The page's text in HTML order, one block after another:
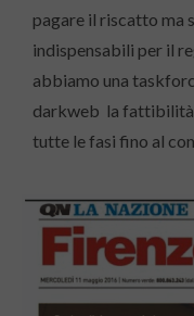
pagare il riscatto ma
indispensabili per il
abbiamo una
darkweb la fattibilità
tutte le fasi fino al